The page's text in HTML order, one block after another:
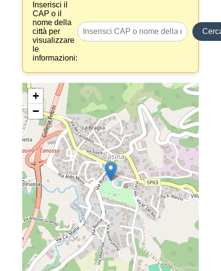
Inserisci il
CAP o il
nome della
città per
visualizzare
le
informazioni:
+
−